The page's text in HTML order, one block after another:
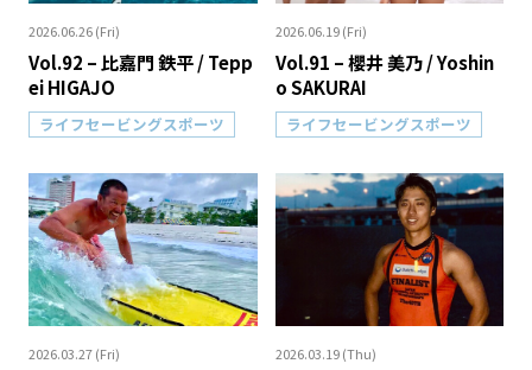
2026.06.26 (Fri)
Vol.92 – 比嘉門 鉄平 / Tepp
ei HIGAJO
ライフセービングスポーツ
2026.06.19 (Fri)
Vol.91 – 櫻井 美乃 / Yoshin
o SAKURAI
ライフセービングスポーツ
2026.03.27 (Fri) 2026.03.19 (Thu)